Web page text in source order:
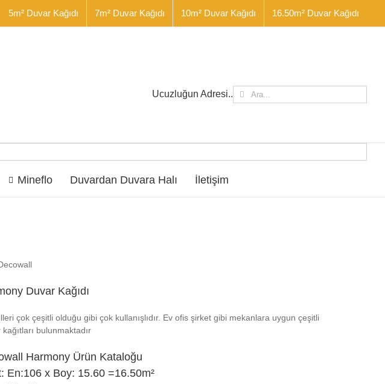
5m² Duvar Kağıdı 7m² Duvar Kağıdı 10m² Duvar Kağıdı 16.50m² Duvar Kağıdı
Ucuzluğun Adresi.. Ara:
Mineflo Duvardan Duvara Halı İletişim
Duvar Kağıdı
çok çeşitli olduğu gibi çok kullanışlıdır. Ev ofis şirket gibi mekanlara uygun çeşitli
bulunmaktadır
Harmony Ürün Kataloğu
En:106 x Boy: 15.60 =16.50m²